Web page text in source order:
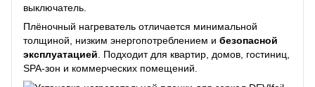
выключатель.
Плёночный нагреватель отличается минимальной
толщиной, низким энергопотреблением и безопасной
эксплуатацией . Подходит для квартир, домов, гостиниц,
SPA-зон и коммерческих помещений.